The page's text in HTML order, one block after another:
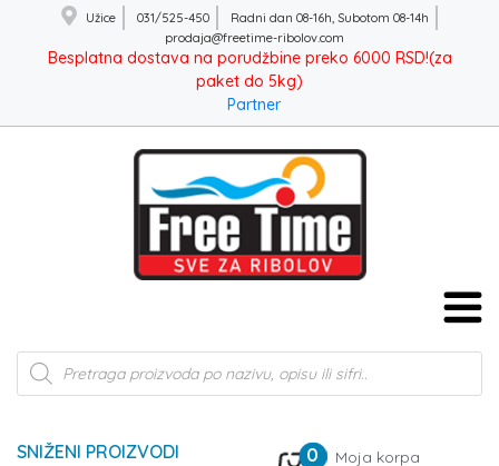
Užice 031/525-450
Radni dan 08-16h, Subotom 08-14h
prodaja@freetime-ribolov.com
Besplatna dostava na porudžbine preko 6000 RSD!(za
paket do 5kg)
Partner
Products
search
SNIŽENI PROIZVODI
0 Moja korpa